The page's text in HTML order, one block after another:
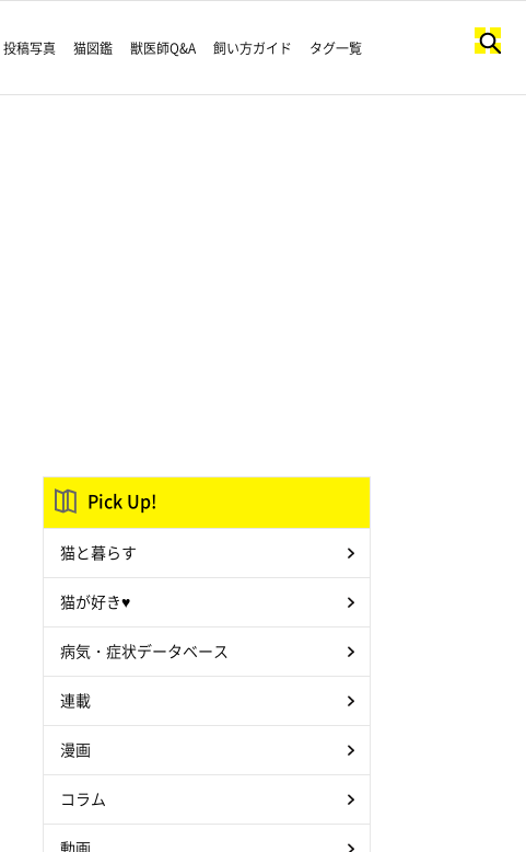
投稿写真 猫図鑑 獣医師Q&A 飼い方ガイド タグ一覧
Pick Up!
猫と暮らす
猫が好き♥
病気・症状データベース
連載
漫画
コラム